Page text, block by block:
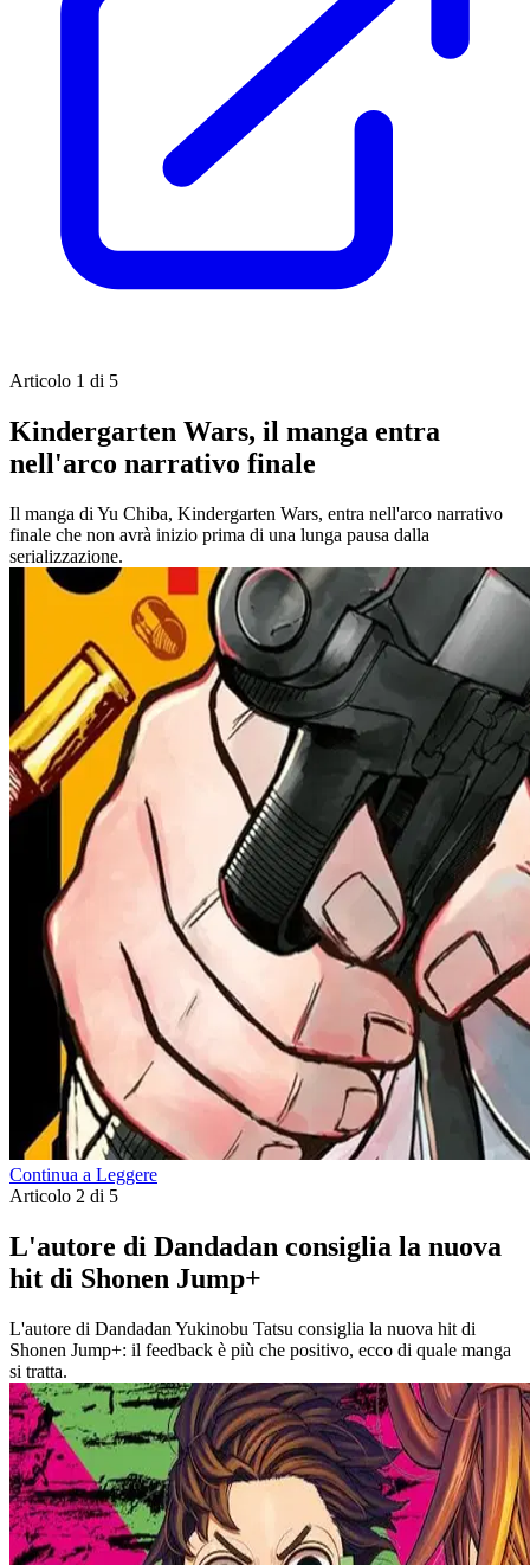
Articolo 1 di 5
Kindergarten Wars, il manga entra
nell'arco narrativo finale
Il manga di Yu Chiba, Kindergarten Wars, entra nell'arco narrativo
finale che non avrà inizio prima di una lunga pausa dalla
serializzazione.
Continua a Leggere
Articolo 2 di 5
L'autore di Dandadan consiglia la nuova
hit di Shonen Jump+
L'autore di Dandadan Yukinobu Tatsu consiglia la nuova hit di
Shonen Jump+: il feedback è più che positivo, ecco di quale manga
si tratta.